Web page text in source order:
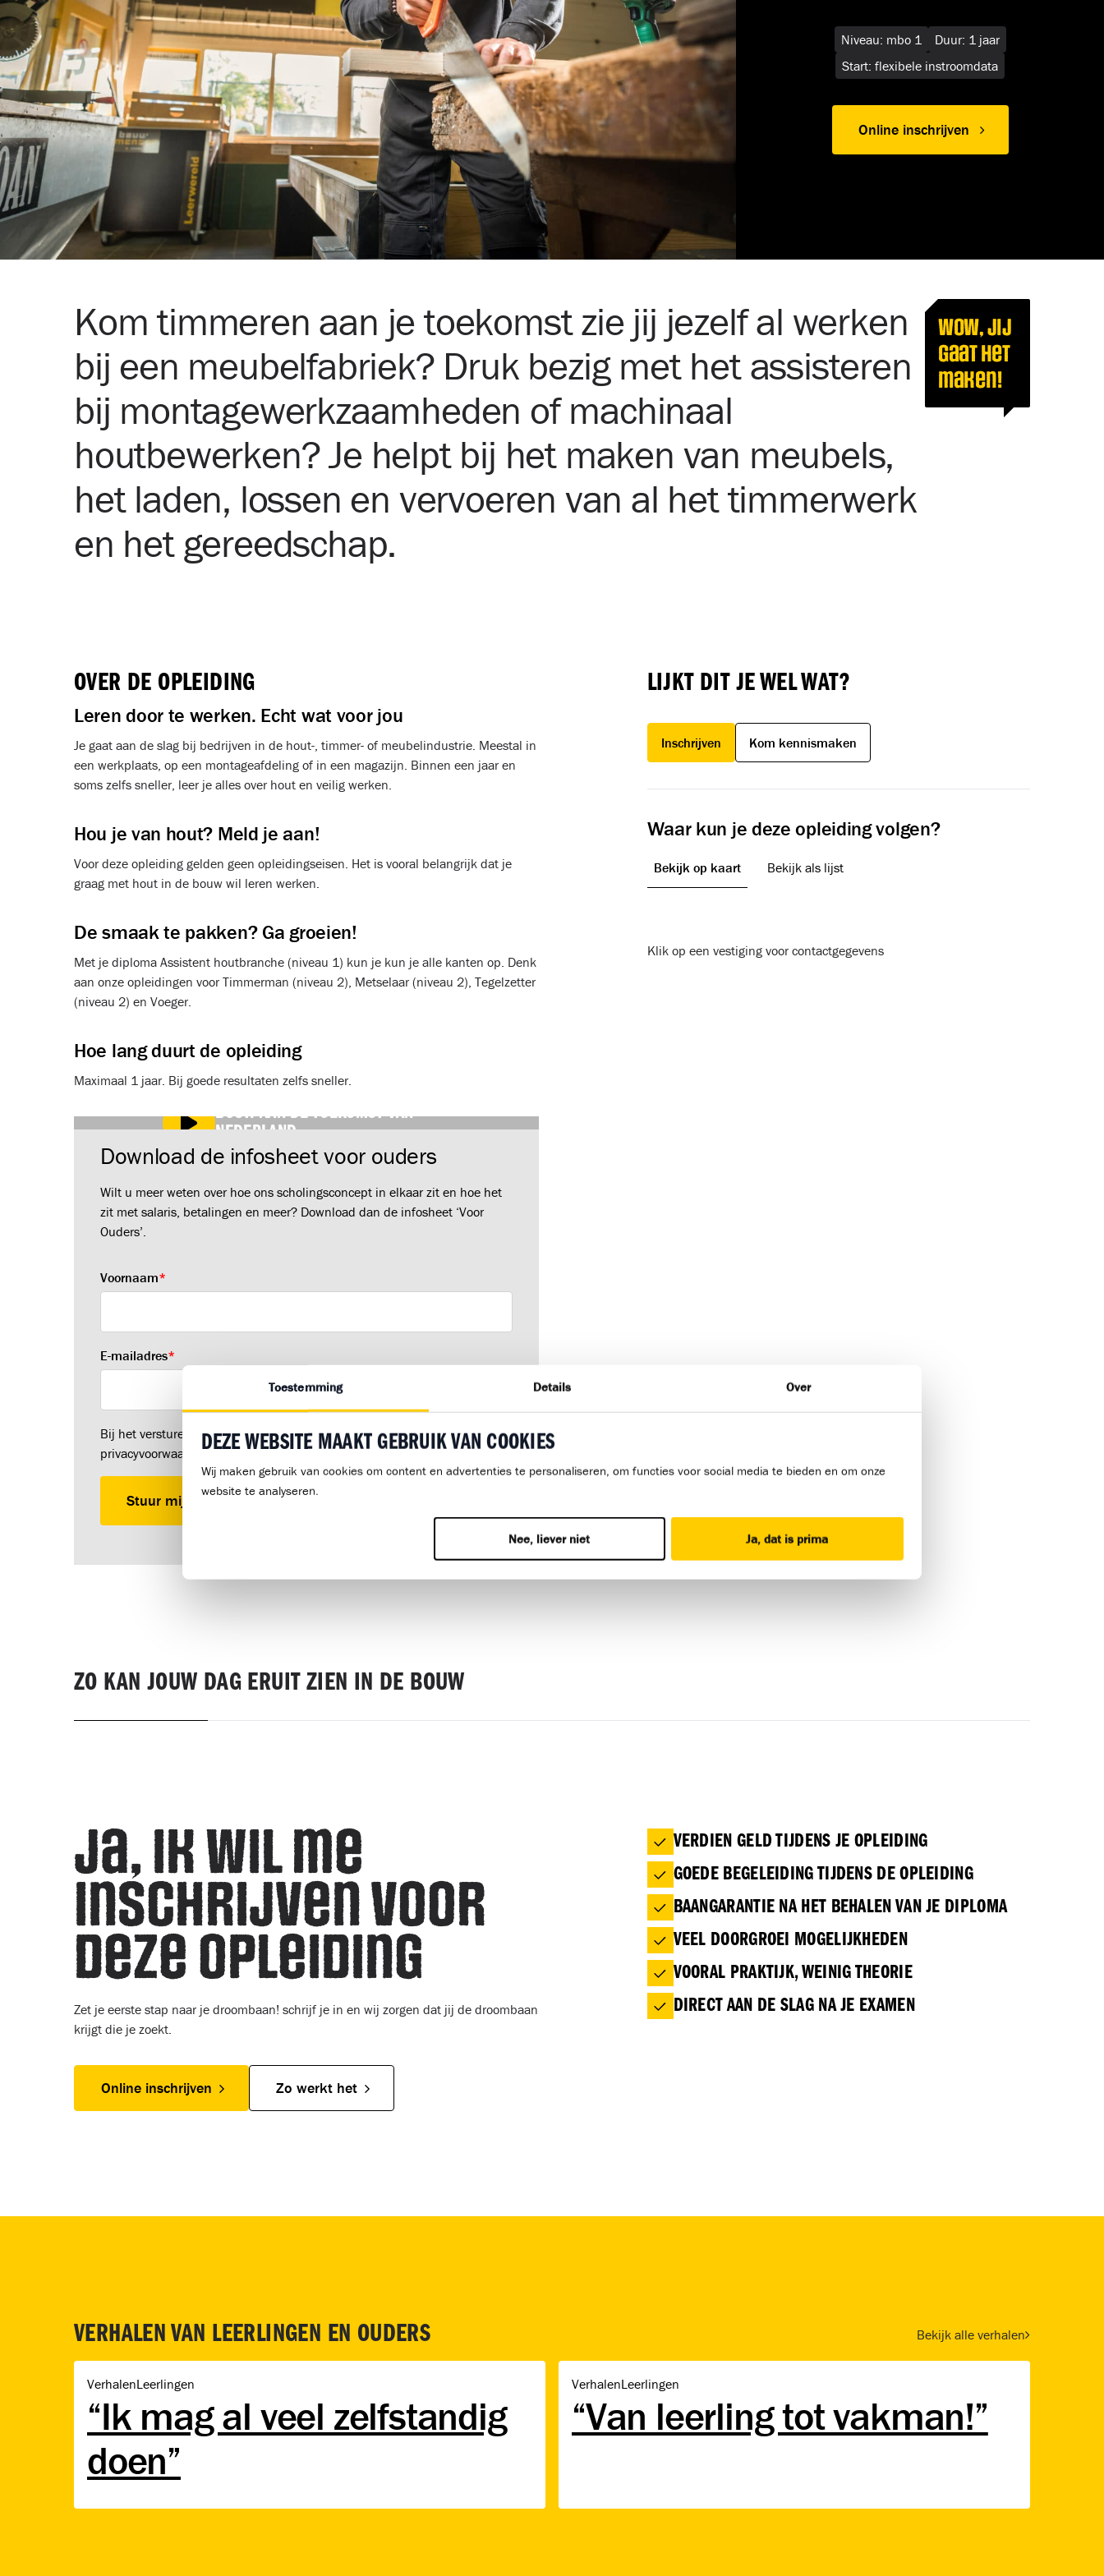
Toestemming Details Over
DEZE WEBSITE MAAKT GEBRUIK VAN COOKIES
Wij maken gebruik van cookies om content en advertenties te personaliseren, om functies voor social media te bieden en om onze
website te analyseren.
Nee, liever niet Ja, dat is prima
Niveau: mbo 1
Duur: 1 jaar
Start: flexibele instroomdata
Online inschrijven
Kom timmeren aan je toekomst zie jij jezelf al werken
bij een meubelfabriek? Druk bezig met het assisteren
bij montagewerkzaamheden of machinaal
houtbewerken? Je helpt bij het maken van meubels,
het laden, lossen en vervoeren van al het timmerwerk
en het gereedschap.
WOW, jij
gaat het
maken!
OVER DE OPLEIDING
Leren door te werken. Echt wat voor jou
Je gaat aan de slag bij bedrijven in de hout-, timmer- of meubelindustrie. Meestal in
een werkplaats, op een montageafdeling of in een magazijn. Binnen een jaar en
soms zelfs sneller, leer je alles over hout en veilig werken.
Hou je van hout? Meld je aan!
Voor deze opleiding gelden geen opleidingseisen. Het is vooral belangrijk dat je
graag met hout in de bouw wil leren werken.
De smaak te pakken? Ga groeien!
Met je diploma Assistent houtbranche (niveau 1) kun je kun je alle kanten op. Denk
aan onze opleidingen voor Timmerman (niveau 2), Metselaar (niveau 2), Tegelzetter
(niveau 2) en Voeger.
Hoe lang duurt de opleiding
Maximaal 1 jaar. Bij goede resultaten zelfs sneller.
BOUW AAN DE TOEKOMST VAN
NEDERLAND.
Download de infosheet voor ouders
Wilt u meer weten over hoe ons scholingsconcept in elkaar zit en hoe het
zit met salaris, betalingen en meer? Download dan de infosheet ‘Voor
Ouders’.
Voornaam*
E-mailadres*
Bij het versturen van dit formulier ga je akkoord met onze
privacyvoorwaarden.
Stuur mij de link
LIJKT DIT JE WEL WAT?
Inschrijven Kom kennismaken
Waar kun je deze opleiding volgen?
Bekijk op kaart Bekijk als lijst
Klik op een vestiging voor contactgegevens
ZO KAN JOUW DAG ERUIT ZIEN IN DE BOUW
Ja, ik wil me
inschrijven voor
deze opleiding
Zet je eerste stap naar je droombaan! schrijf je in en wij zorgen dat jij de droombaan
krijgt die je zoekt.
Online inschrijven Zo werkt het
VERDIEN GELD TIJDENS JE OPLEIDING
GOEDE BEGELEIDING TIJDENS DE OPLEIDING
BAANGARANTIE NA HET BEHALEN VAN JE DIPLOMA
VEEL DOORGROEI MOGELIJKHEDEN
VOORAL PRAKTIJK, WEINIG THEORIE
DIRECT AAN DE SLAG NA JE EXAMEN
VERHALEN VAN LEERLINGEN EN OUDERS Bekijk alle verhalen
“Ik mag al veel zelfstandig
doen”
VerhalenLeerlingen
“Van leerling tot vakman!”
VerhalenLeerlingen